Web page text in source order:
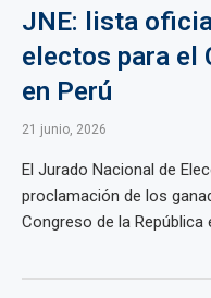
JNE: lista
electos para el
en Perú
21 junio, 2026
El Jurado Nacional de
proclamación de los
Congreso de la República